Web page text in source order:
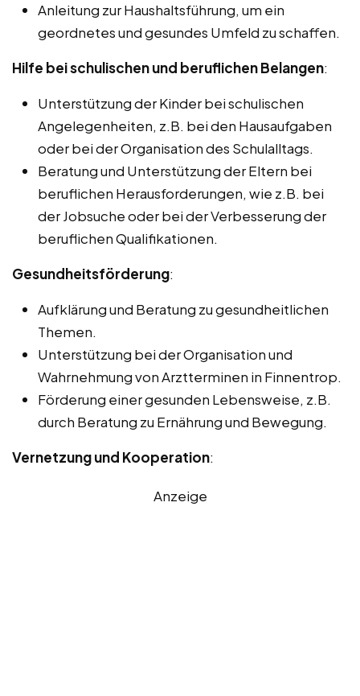
Anleitung zur Haushaltsführung, um ein
geordnetes und gesundes Umfeld zu schaffen.
Hilfe bei schulischen und beruflichen Belangen:
Unterstützung der Kinder bei schulischen
Angelegenheiten, z.B. bei den Hausaufgaben
oder bei der Organisation des Schulalltags.
Beratung und Unterstützung der Eltern bei
beruflichen Herausforderungen, wie z.B. bei
der Jobsuche oder bei der Verbesserung der
beruflichen Qualifikationen.
Gesundheitsförderung:
Aufklärung und Beratung zu gesundheitlichen
Themen.
Unterstützung bei der Organisation und
Wahrnehmung von Arztterminen in Finnentrop.
Förderung einer gesunden Lebensweise, z.B.
durch Beratung zu Ernährung und Bewegung.
Vernetzung und Kooperation:
Anzeige